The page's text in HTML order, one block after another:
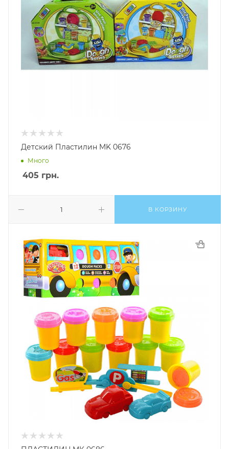
Детский Пластилин MK 0676
Много
405 грн.
В КОРЗИНУ